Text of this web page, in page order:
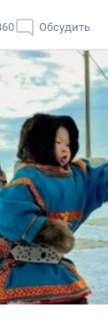
Обсудить